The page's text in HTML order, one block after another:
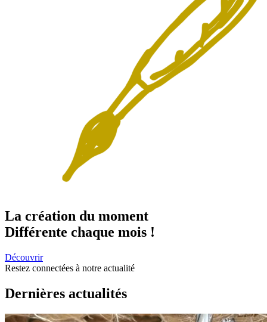
La création du moment
Différente chaque mois !
Découvrir
Restez connectées à notre actualité
Dernières actualités